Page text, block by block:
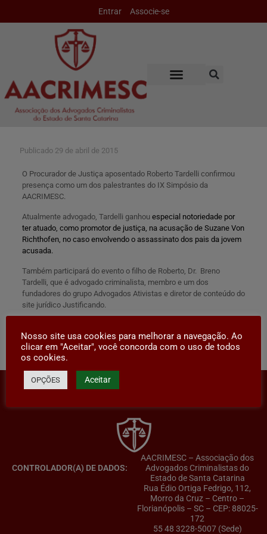
Entrar Associe-se
Publicado 29 de abril de 2015
O Procurador de Justiça aposentado Roberto Tardelli confirmou
presença como um dos palestrantes do IX Simpósio da
AACRIMESC.
Atualmente advogado, Tardelli ganhou especial notoriedade por
ter atuado, como promotor de justiça, na acusação de Suzane Von
Richthofen, no caso envolvendo o assassinato dos pais da jovem
acusada.
Também participará do evento o filho de Roberto, Dr. Breno
Tardelli, que é advogado criminalista, membro e um dos
fundadores do grupo Advogados Ativistas e diretor de conteúdo do
site jurídico Justificando.
Compartilhar
CONTROLADOR(A) DE DADOS:
AACRIMESC – Associação dos
Advogados Criminalistas do
Estado de Santa Catarina
Rua Édio Ortiga Fedrigo, 112,
Morro da Cruz – Centro –
Florianópolis – SC – CEP: 88025-
172
55 48 3228-5007 (Sede)
Nosso site usa cookies para melhorar a navegação. Ao
clicar em "Aceitar", você concorda com o uso de todos
os cookies.
OPÇÕES Aceitar